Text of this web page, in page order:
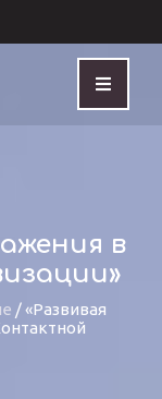
в
/«Развивая